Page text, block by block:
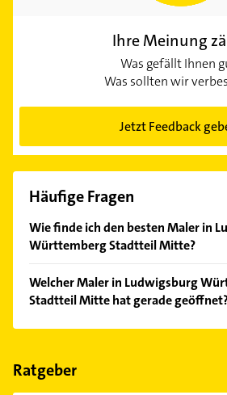
Ihre Meinung
Was gefällt Ihnen
Was sollten wir
Jetzt Feedback
Häufige Fragen
Wie finde ich den besten Maler in
Württemberg Stadtteil Mitte?
Kundenmeinungen und profitieren
Empfehlungen. Die Suchergebnisse
einfach nachBewertungensortiert
Welcher Maler in Ludwigsburg
Stadtteil Mitte hat gerade
Im Anbieter-Bereich finden Sie alle
Feiertagen abweichen können.
Ratgeber